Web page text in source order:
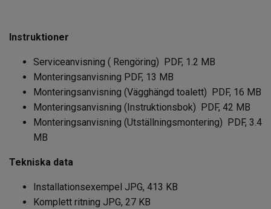
Instruktioner
Serviceanvisning ( Rengöring) PDF, 1.2 MB
Monteringsanvisning PDF, 13 MB
Monteringsanvisning (Vägghängd toalett) PDF, 16 MB
Monteringsanvisning (Instruktionsbok) PDF, 42 MB
Monteringsanvisning (Utställningsmontering) PDF, 3.4
MB
Tekniska data
Installationsexempel JPG, 413 KB
Komplett ritning JPG, 27 KB